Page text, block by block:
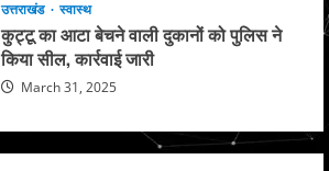
उत्तराखंड स्वास्थ
कुट्टू का आटा बेचने वाली दुकानों को पुलिस ने
किया सील, कार्रवाई जारी
March 31, 2025